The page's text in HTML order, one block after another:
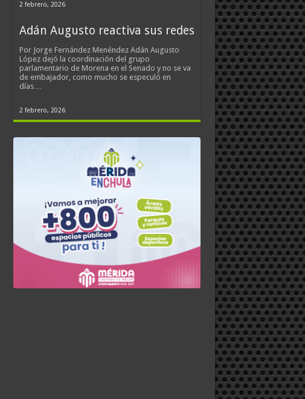
2 febrero, 2026
Adán Augusto reactiva sus redes
Por Jorge Fernández Menéndez Adán Augusto
López dejó la coordinación del grupo
parlamentario de Morena en el Senado y no se va
de embajador, como mucho se especuló en
días…
2 febrero, 2026